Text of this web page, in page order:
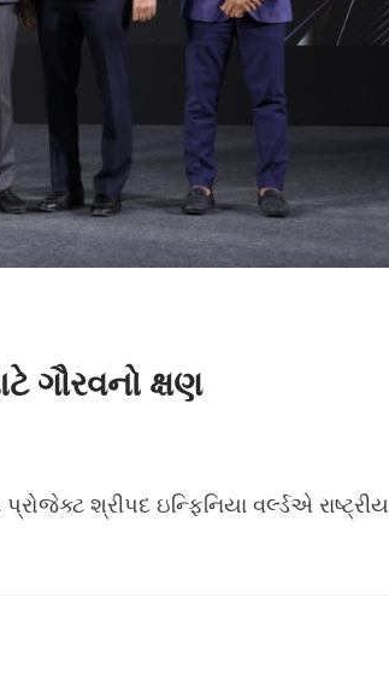
ગૌરવનો ક્ષણ
શ્રીપદ ઇન્ફિનિયા વર્લ્ડએ રાષ્ટ્રીય